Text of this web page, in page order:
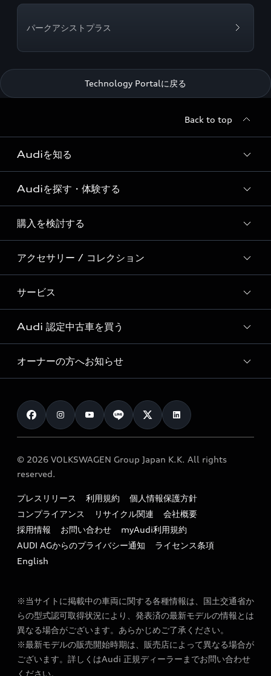
パークアシストプラス
Technology Portalに戻る
Back to top
Audiを知る
Audi ブランド
Story of Progress
Audi Sport
Formula 1®
デジタルサービス
Audiを探す・体験する
ディーラー検索
新車在庫検索
試乗車・展示車検索
見積り依頼
試乗予約
購入を検討する
モデル一覧
特別仕様モデル / 限定モデル
e-tronラインアップ
価格シミュレーション
車両比較
カタログ一覧
アクセサリー / コレクション
純正アクセサリー
オンラインショップ
Audi collection
アウディナビアプリ
サービス
サービス入庫予約
サービスプログラム
メンテナンス
車検 / 定期点検
e-tronアフターサポート
myAudi
Audi 認定中古車を買う
Audi認定中古車
クオリティ
保証
メンテナンス
ファイナンス
キャンペーン / イベント
買取査定
オーナーの方へお知らせ
お知らせ
オーナー様向けキャンペーン
特定整備適用車一覧
リサイクル法
よくある質問（FAQ）
© 2026 VOLKSWAGEN Group Japan K.K. All rights
reserved.
プレスリリース 利用規約
個人情報保護方針
コンプライアンス
リサイクル関連
会社概要
採用情報
お問い合わせ
myAudi利用規約
AUDI AGからのプライバシー通知
ライセンス条項
English
※当サイトに掲載中の車両に関する各種情報は、国土交通省か
らの型式認可取得状況により、発表済の最新モデルの情報とは
異なる場合がございます。あらかじめご了承ください。
※最新モデルの販売開始時期は、販売店によって異なる場合が
ございます。詳しくはAudi 正規ディーラーまでお問い合わせ
ください。